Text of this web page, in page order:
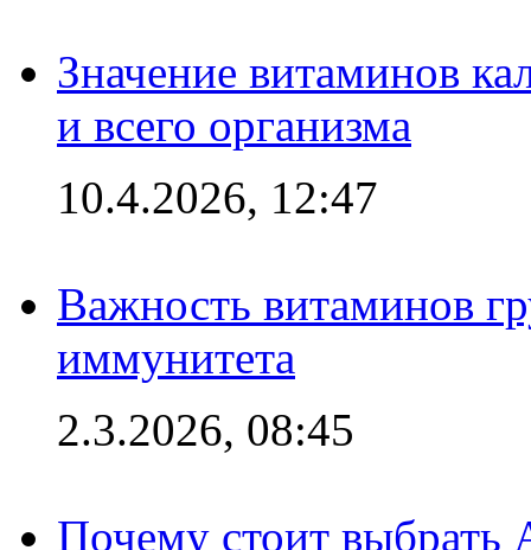
Значение витаминов
и всего организма
10.4.2026, 12:47
Важность витаминов
иммунитета
2.3.2026, 08:45
Почему стоит выбрать